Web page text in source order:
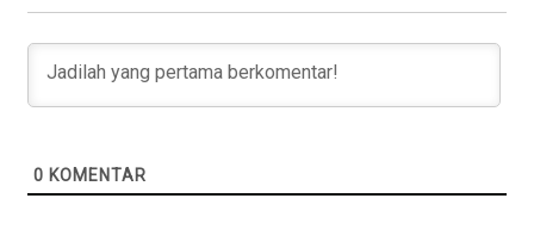
0 KOMENTAR